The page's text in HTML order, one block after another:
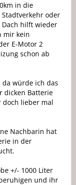
in die
oder
Dach hilft wieder
mir kein
E-Motor 2
schon ab
da würde ich das
dicken Batterie
lieber mal
Nachbarin hat
in der
+/- 1000 Liter
und ihr